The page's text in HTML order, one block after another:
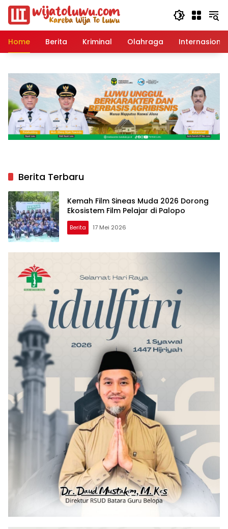
Langsung
konten
Home
Berita Kriminal Olahraga Internasional
Berita Terbaru
Kemah Film Sineas Muda 2026 Dorong
Ekosistem Film Pelajar di Palopo
Berita 17 Mei 2026